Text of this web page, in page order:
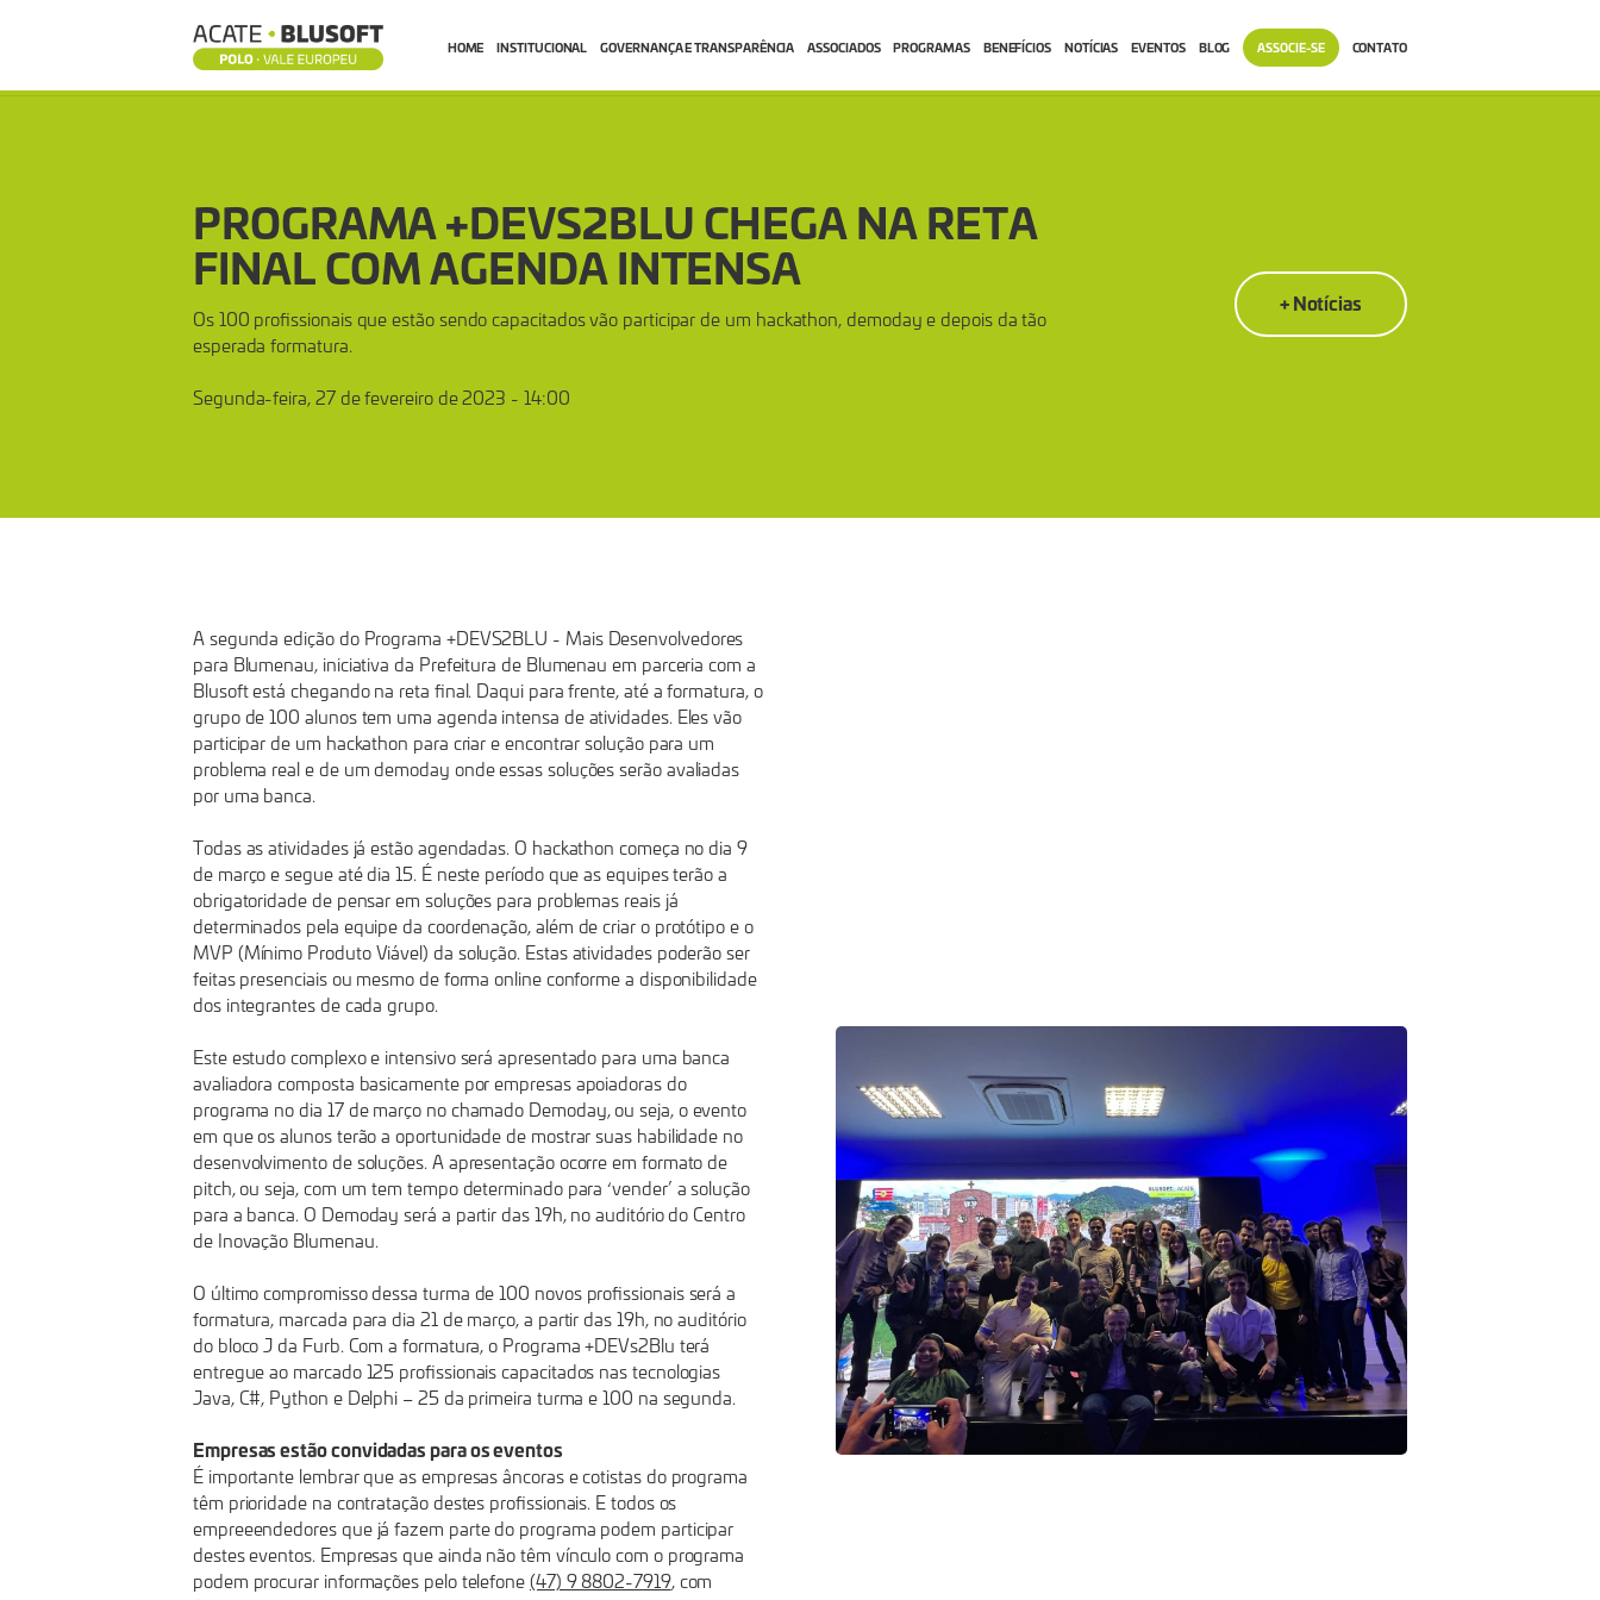
HOME INSTITUCIONAL GOVERNANÇA E TRANSPARÊNCIA ASSOCIADOS PROGRAMAS BENEFÍCIOS NOTÍCIAS EVENTOS BLOG ASSOCIE-SE CONTATO
+DEVS2BLU
CHEGA
AGENDA
INTENSA
PROGRAMA +DEVS2BLU CHEGA NA RETA
FINAL COM AGENDA INTENSA
Os 100 profissionais que estão sendo capacitados vão participar de um hackathon, demoday e depois da tão
esperada formatura.
Segunda-feira, 27 de fevereiro de 2023 - 14:00
+ Notícias
A segunda edição do Programa +DEVS2BLU - Mais Desenvolvedores
para Blumenau, iniciativa da Prefeitura de Blumenau em parceria com a
Blusoft está chegando na reta final. Daqui para frente, até a formatura, o
grupo de 100 alunos tem uma agenda intensa de atividades. Eles vão
participar de um hackathon para criar e encontrar solução para um
problema real e de um demoday onde essas soluções serão avaliadas
por uma banca.
Todas as atividades já estão agendadas. O hackathon começa no dia 9
de março e segue até dia 15. É neste período que as equipes terão a
obrigatoridade de pensar em soluções para problemas reais já
determinados pela equipe da coordenação, além de criar o protótipo e o
MVP (Mínimo Produto Viável) da solução. Estas atividades poderão ser
feitas presenciais ou mesmo de forma online conforme a disponibilidade
dos integrantes de cada grupo.
Este estudo complexo e intensivo será apresentado para uma banca
avaliadora composta basicamente por empresas apoiadoras do
programa no dia 17 de março no chamado Demoday, ou seja, o evento
em que os alunos terão a oportunidade de mostrar suas habilidade no
desenvolvimento de soluções. A apresentação ocorre em formato de
pitch, ou seja, com um tem tempo determinado para ‘vender’ a solução
para a banca. O Demoday será a partir das 19h, no auditório do Centro
de Inovação Blumenau.
O último compromisso dessa turma de 100 novos profissionais será a
formatura, marcada para dia 21 de março, a partir das 19h, no auditório
do bloco J da Furb. Com a formatura, o Programa +DEVs2Blu terá
entregue ao marcado 125 profissionais capacitados nas tecnologias
Java, C#, Python e Delphi – 25 da primeira turma e 100 na segunda.
Empresas estão convidadas para os eventos
É importante lembrar que as empresas âncoras e cotistas do programa
têm prioridade na contratação destes profissionais. E todos os
empreeendedores que já fazem parte do programa podem participar
destes eventos. Empresas que ainda não têm vínculo com o programa
podem procurar informações pelo telefone (47) 9 8802-7919, com